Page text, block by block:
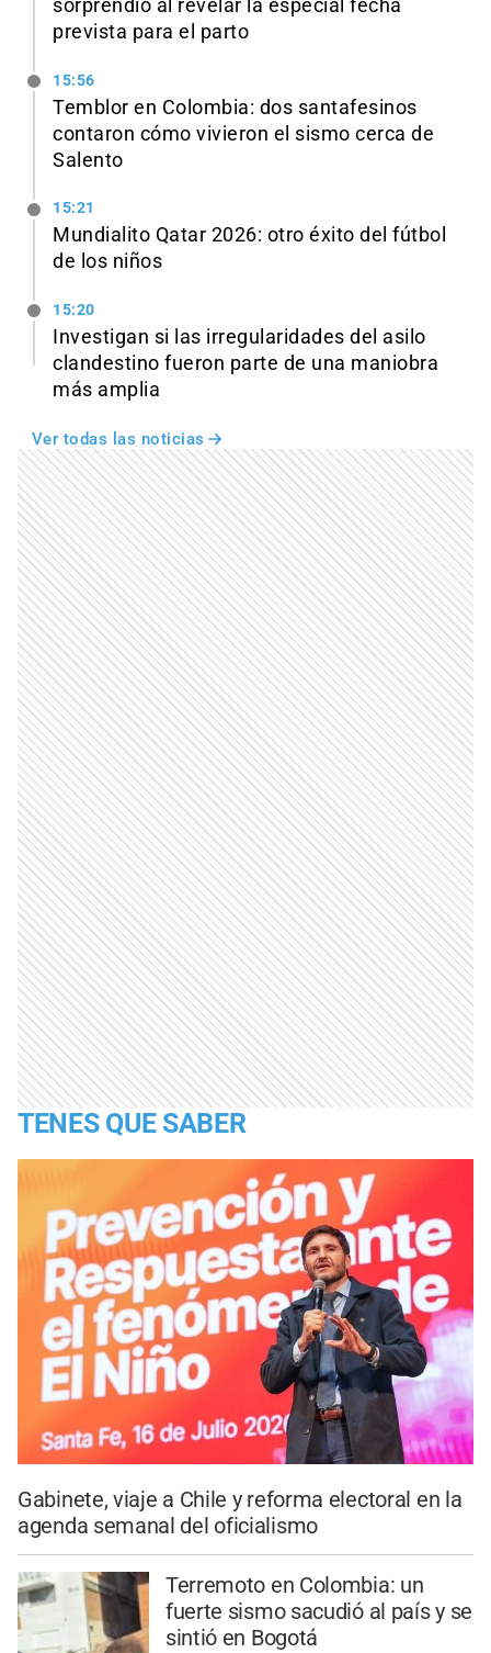
sorprendió al revelar la especial fecha
prevista para el parto
15:56
Temblor en Colombia: dos santafesinos
contaron cómo vivieron el sismo cerca de
Salento
15:21
Mundialito Qatar 2026: otro éxito del fútbol
de los niños
15:20
Investigan si las irregularidades del asilo
clandestino fueron parte de una maniobra
más amplia
Ver todas las noticias
TENES QUE SABER
Gabinete, viaje a Chile y reforma electoral en la
agenda semanal del oficialismo
Terremoto en Colombia: un
fuerte sismo sacudió al país y se
sintió en Bogotá